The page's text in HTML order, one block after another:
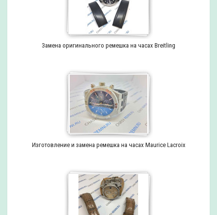
Замена оригинального ремешка на часах Breitling
Изготовление и замена ремешка на часах Maurice Lacroix